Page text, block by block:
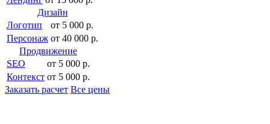
Дизайн
Логотип
от 5 000 р.
Персонаж от 40 000 р.
Продвижение
SEO
от 5 000 р.
Контекст от 5 000 р.
Заказать расчет Все цены